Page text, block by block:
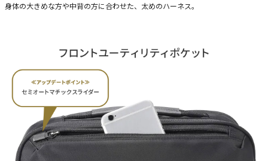
身体の大きめな方や中背の方に合わせた、太めのハーネス。